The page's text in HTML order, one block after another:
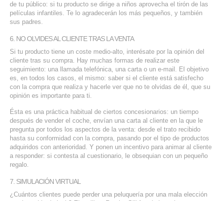
de tu público: si tu producto se dirige a niños aprovecha el tirón de las
películas infantiles. Te lo agradecerán los más pequeños, y también
sus padres.
6. NO OLVIDES AL CLIENTE TRAS LA VENTA
Si tu producto tiene un coste medio-alto, interésate por la opinión del
cliente tras su compra. Hay muchas formas de realizar este
seguimiento: una llamada telefónica, una carta o un e-mail. El objetivo
es, en todos los casos, el mismo: saber si el cliente está satisfecho
con la compra que realiza y hacerle ver que no te olvidas de él, que su
opinión es importante para ti.
Ésta es una práctica habitual de ciertos concesionarios: un tiempo
después de vender el coche, envían una carta al cliente en la que le
pregunta por todos los aspectos de la venta: desde el trato recibido
hasta su conformidad con la compra, pasando por el tipo de productos
adquiridos con anterioridad. Y ponen un incentivo para animar al cliente
a responder: si contesta al cuestionario, le obsequian con un pequeño
regalo.
7. SIMULACIÓN VIRTUAL
¿Cuántos clientes puede perder una peluquería por una mala elección